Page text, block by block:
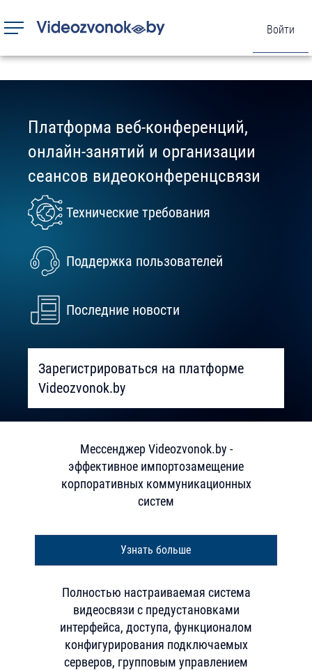
основному
содержанию
Toggle
navigation
Войти
Платформа веб-конференций,
онлайн-занятий и организации
сеансов видеоконференцсвязи
Технические требования
Поддержка пользователей
Последние новости
Зарегистрироваться на платформе
Videozvonok.by
Мессенджер Videozvonok.by -
эффективное импортозамещение
корпоративных коммуникационных
систем
Узнать больше
Полностью настраиваемая система
видеосвязи с предустановками
интерфейса, доступа, функционалом
конфигурирования подключаемых
серверов, групповым управлением